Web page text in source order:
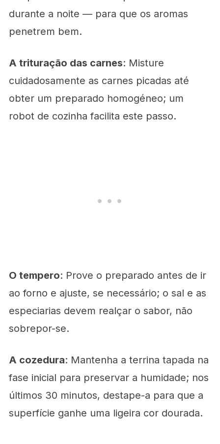
durante a noite — para que os aromas
penetrem bem.
A trituração das carnes: Misture
cuidadosamente as carnes picadas até
obter um preparado homogéneo; um
robot de cozinha facilita este passo.
O tempero: Prove o preparado antes de ir
ao forno e ajuste, se necessário; o sal e as
especiarias devem realçar o sabor, não
sobrepor-se.
A cozedura: Mantenha a terrina tapada na
fase inicial para preservar a humidade; nos
últimos 30 minutos, destape-a para que a
superfície ganhe uma ligeira cor dourada.